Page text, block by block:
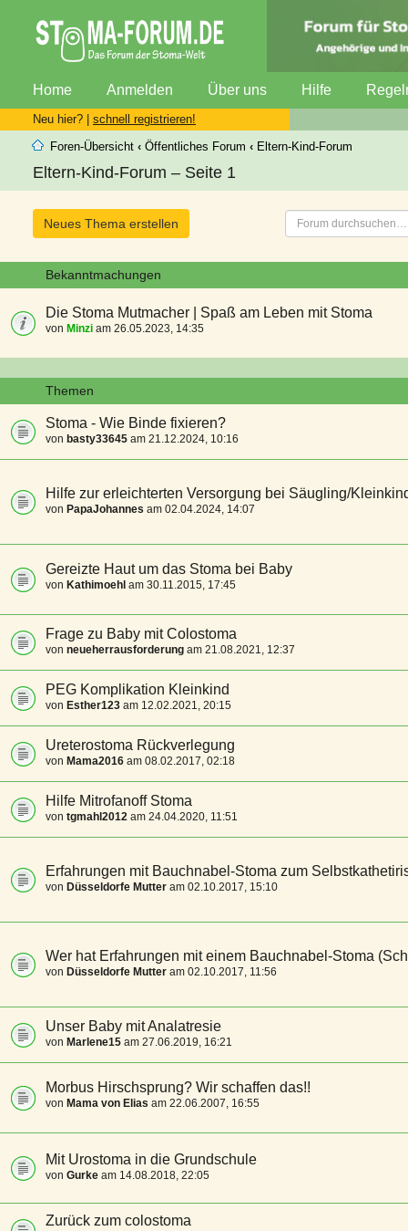
Home Anmelden Über uns Hilfe
Neu hier? | schnell registrieren!
Foren-Übersicht ‹ Öffentliches Forum ‹ Eltern-Kind-Forum
Eltern-Kind-Forum – Seite 1
Neues Thema erstellen
Bekanntmachungen
Die Stoma Mutmacher | Spaß am Leben mit Stoma
von Minzi am 26.05.2023, 14:35
Themen
Stoma - Wie Binde fixieren?
von basty33645 am 21.12.2024, 10:16
Hilfe zur erleichterten Versorgung bei Säugling/
von PapaJohannes am 02.04.2024, 14:07
Gereizte Haut um das Stoma bei Baby
von Kathimoehl am 30.11.2015, 17:45
Frage zu Baby mit Colostoma
von neueherrausforderung am 21.08.2021, 12:37
PEG Komplikation Kleinkind
von Esther123 am 12.02.2021, 20:15
Ureterostoma Rückverlegung
von Mama2016 am 08.02.2017, 02:18
Hilfe Mitrofanoff Stoma
von tgmahl2012 am 24.04.2020, 11:51
Erfahrungen mit Bauchnabel-Stoma zum
von Düsseldorfe Mutter am 02.10.2017, 15:10
Wer hat Erfahrungen mit einem Bauchnabel-Stoma
von Düsseldorfe Mutter am 02.10.2017, 11:56
Unser Baby mit Analatresie
von Marlene15 am 27.06.2019, 16:21
Morbus Hirschsprung? Wir schaffen das!!
von Mama von Elias am 22.06.2007, 16:55
Mit Urostoma in die Grundschule
von Gurke am 14.08.2018, 22:05
Zurück zum colostoma